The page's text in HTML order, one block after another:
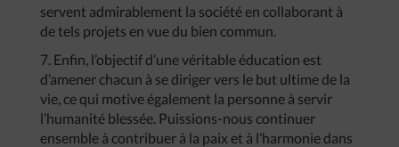
servent admirablement la société en collaborant à
de tels projets en vue du bien commun.
7. Enfin, l’objectif d’une véritable éducation est
d’amener chacun à se diriger vers le but ultime de la
vie, ce qui motive également la personne à servir
l’humanité blessée. Puissions-nous continuer
ensemble à contribuer à la paix et à l’harmonie dans